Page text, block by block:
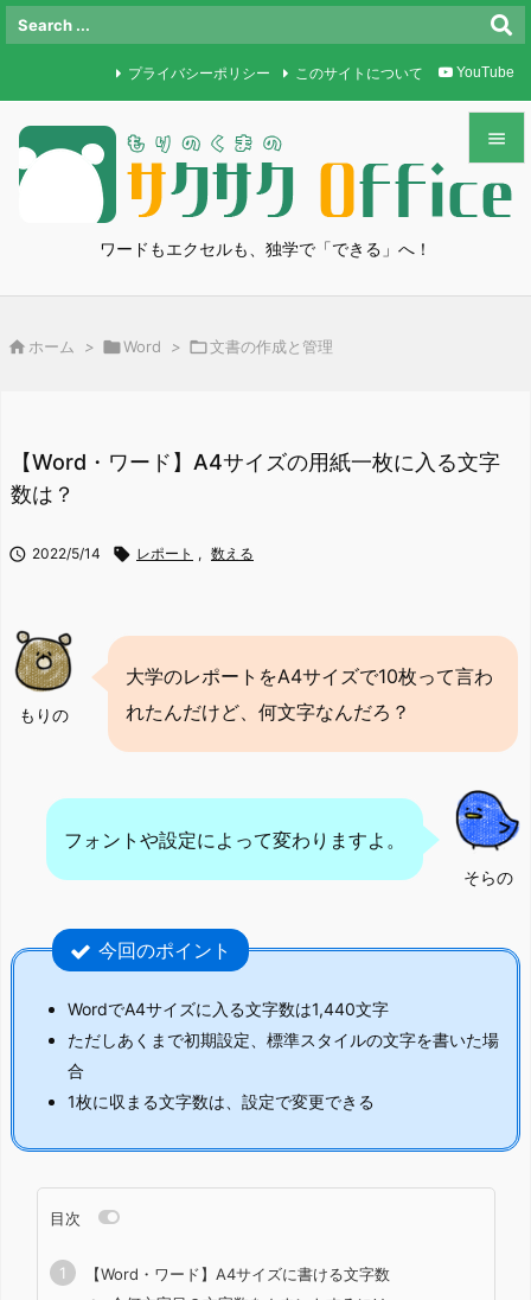
ワードもエクセルも、独学で「できる」へ！


メニュ
検索
プライバシーポリシー このサイトについて YouTube
 ホーム > Word > 文書の作成と管理
【Word・ワード】A4サイズの用紙一枚に入る文字
数は？
 2022/5/14  レポート , 数える
もりの
大学のレポートをA4サイズで10枚って言わ
れたんだけど、何文字なんだろ？
そらの
フォントや設定によって変わりますよ。
今回のポイント
WordでA4サイズに入る文字数は1,440文字
ただしあくまで初期設定、標準スタイルの文字を書いた場
合
1枚に収まる文字数は、設定で変更できる
目次
【Word・ワード】A4サイズに書ける文字数